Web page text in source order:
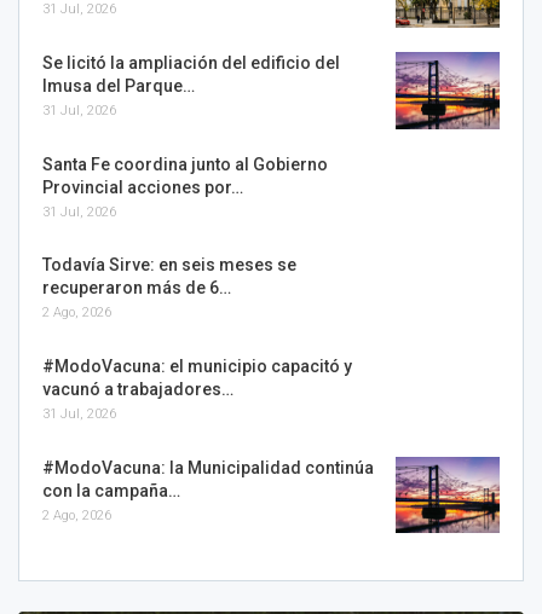
31 Jul, 2026
Se licitó la ampliación del edificio del
Imusa del Parque…
31 Jul, 2026
Santa Fe coordina junto al Gobierno
Provincial acciones por…
31 Jul, 2026
Todavía Sirve: en seis meses se
recuperaron más de 6…
2 Ago, 2026
#ModoVacuna: el municipio capacitó y
vacunó a trabajadores…
31 Jul, 2026
#ModoVacuna: la Municipalidad continúa
con la campaña…
2 Ago, 2026